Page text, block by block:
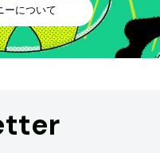
ーについて